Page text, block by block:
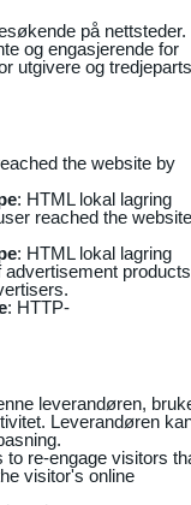
på nettsteder.
og engasjerende for
utgivere og tredjeparts
the website by
: HTML lokal lagring
reached the website
: HTML lokal lagring
products
: HTTP-
leverandøren,
Leverandøren
to re-engage visitors
visitor's online